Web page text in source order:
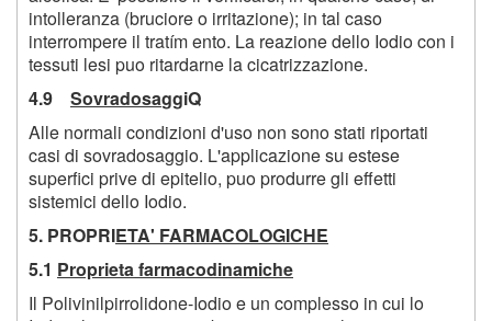
intolleranza (bruciore o irritazione); in tal caso
interrompere il tratím ento. La reazione dello Iodio con i
tessuti lesi puo ritardarne la cicatrizzazione.
4.9 SovradosaggiQ
Alle normali condizioni d'uso non sono stati riportati
casi di sovradosaggio. L'applicazione su estese
superfici prive di epitelio, puo produrre gli effetti
sistemici dello Iodio.
5. PROPRIETA' FARMACOLOGICHE
5.1 Proprieta farmacodinamiche
Il Polivinilpirrolidone-Iodio e un complesso in cui lo